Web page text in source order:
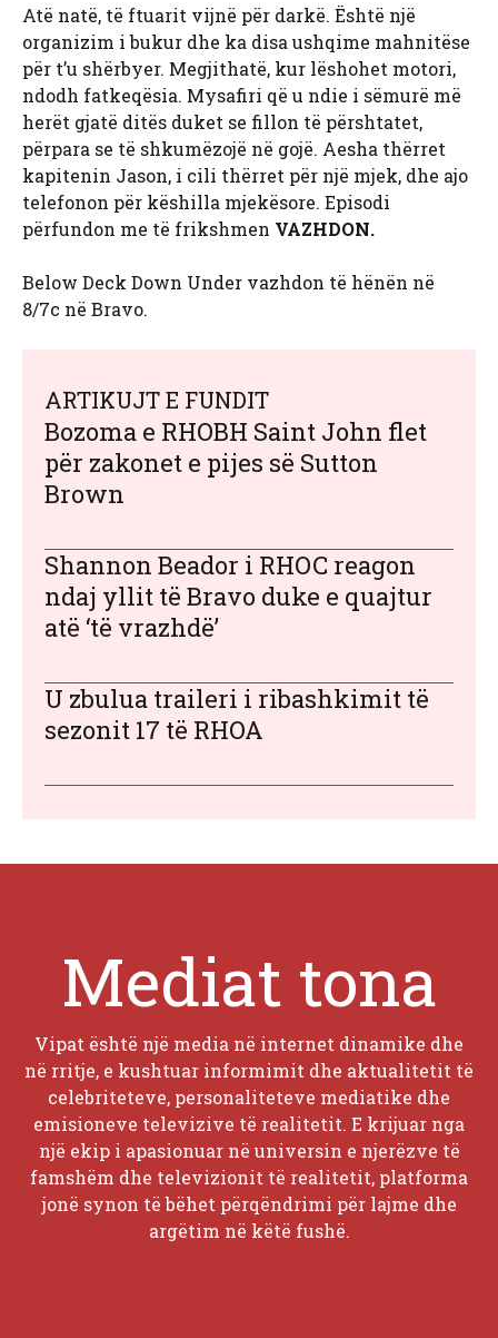
Atë natë, të ftuarit vijnë për darkë. Është një
organizim i bukur dhe ka disa ushqime mahnitëse
për t’u shërbyer. Megjithatë, kur lëshohet motori,
ndodh fatkeqësia. Mysafiri që u ndie i sëmurë më
herët gjatë ditës duket se fillon të përshtatet,
përpara se të shkumëzojë në gojë. Aesha thërret
kapitenin Jason, i cili thërret për një mjek, dhe ajo
telefonon për këshilla mjekësore. Episodi
përfundon me të frikshmen VAZHDON.
Below Deck Down Under vazhdon të hënën në
8/7c në Bravo.
ARTIKUJT E FUNDIT
Bozoma e RHOBH Saint John flet
për zakonet e pijes së Sutton
Brown
Shannon Beador i RHOC reagon
ndaj yllit të Bravo duke e quajtur
atë ‘të vrazhdë’
U zbulua traileri i ribashkimit të
sezonit 17 të RHOA
Mediat tona
Vipat është një media në internet dinamike dhe
në rritje, e kushtuar informimit dhe aktualitetit të
celebriteteve, personaliteteve mediatike dhe
emisioneve televizive të realitetit. E krijuar nga
një ekip i apasionuar në universin e njerëzve të
famshëm dhe televizionit të realitetit, platforma
jonë synon të bëhet përqëndrimi për lajme dhe
argëtim në këtë fushë.